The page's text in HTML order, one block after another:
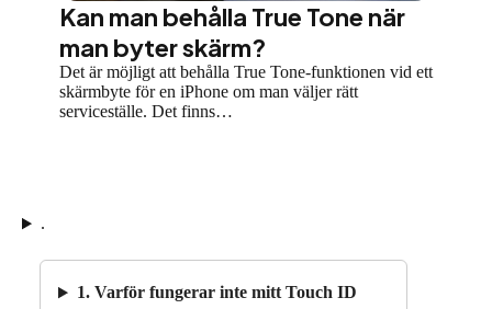
Kan man behålla True Tone när
man byter skärm?
Det är möjligt att behålla True Tone-funktionen vid ett
skärmbyte för en iPhone om man väljer rätt
serviceställe. Det finns…
.
1. Varför fungerar inte mitt Touch ID